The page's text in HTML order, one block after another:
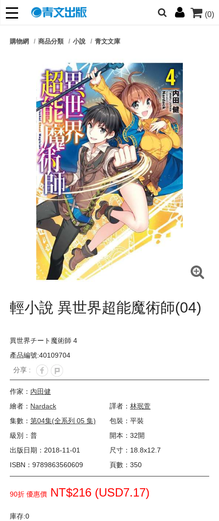
(0)
朋友們，提高警覺！
購物網 商品分類 小說 青文文庫
輕小說 異世界超能魔術師(04)
異世界チート魔術師 4
產品編號:40109704
分享 :
作家： 內田健
繪者： Nardack 譯者： 林珉萱
集數： 第04集(全系列 05 集)
包裝：平裝
級別：普
開本：32開
出版日期：2018-11-01
尺寸：18.8x12.7
ISBN：9789863560609
頁數：350
90折 優惠價 NT$216 (USD7.17)
庫存:0